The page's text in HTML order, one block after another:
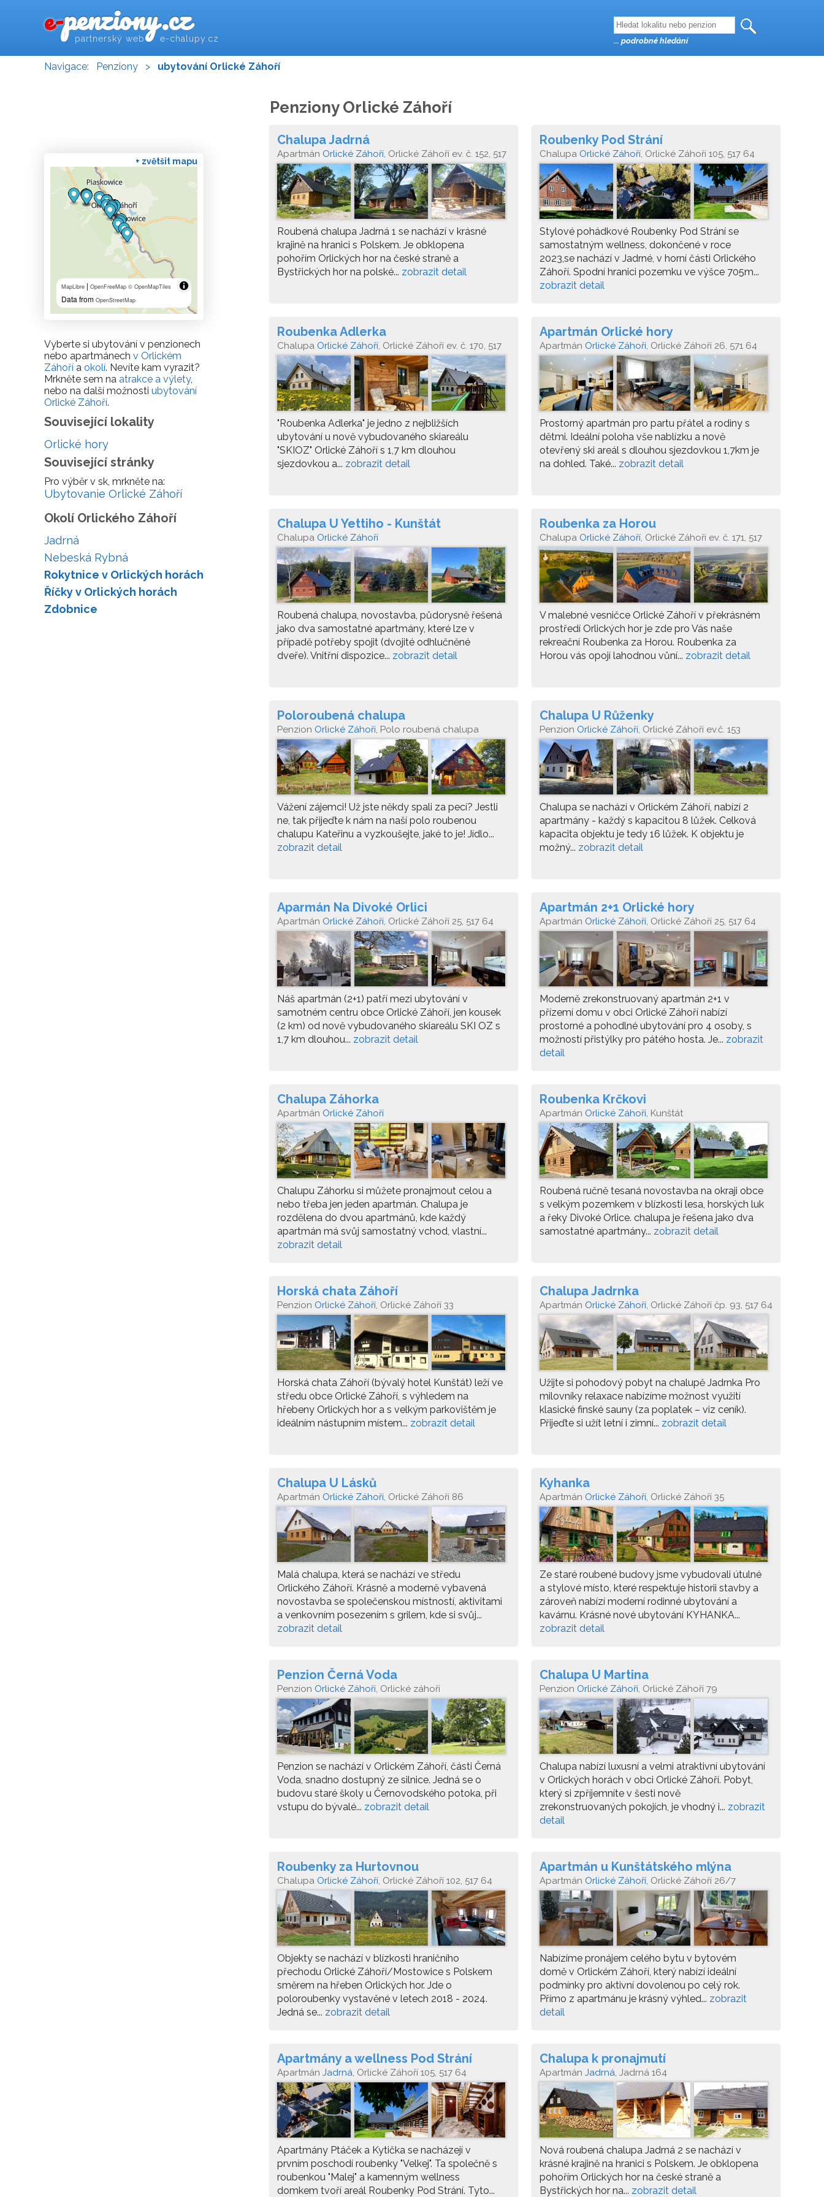
e-penziony.cz
partnerský web e-chalupy.cz
Navigace: Penziony > ubytování Orlické Záhoří
Penziony Orlické Záhoří
Chalupa Jadrná
Apartmán Orlické Záhoří, Orlické Záhoří ev. č. 152, 517
64
Roubená chalupa Jadrná 1 se nachází v krásné
krajině na hranici s Polskem. Je obklopena
pohořím Orlických hor na české straně a
Bystřických hor na polské... zobrazit detail
Roubenky Pod Strání
Chalupa Orlické Záhoří, Orlické Záhoří 105, 517 64
Stylové pohádkové Roubenky Pod Strání se
samostatným wellness, dokončené v roce
2023,se nachází v Jadrné, v horní části Orlického
Záhoří. Spodní hranici pozemku ve výšce 705m...
zobrazit detail
Roubenka Adlerka
Chalupa Orlické Záhoří, Orlické Záhoří ev. č. 170, 517
64
"Roubenka Adlerka" je jedno z nejbližších
ubytování u nově vybudovaného skiareálu
"SKIOZ" Orlické Záhoří s 1,7 km dlouhou
sjezdovkou a... zobrazit detail
Apartmán Orlické hory
Apartmán Orlické Záhoří, Orlické Záhoří 26, 571 64
Prostorný apartmán pro partu přátel a rodiny s
dětmi. Ideální poloha vše nablízku a nově
otevřený ski areál s dlouhou sjezdovkou 1,7km je
na dohled. Také... zobrazit detail
Chalupa U Yettiho - Kunštát
Chalupa Orlické Záhoří
Roubená chalupa, novostavba, půdorysně řešená
jako dva samostatné apartmány, které lze v
případě potřeby spojit (dvojité odhlučněné
dveře). Vnitřní dispozice... zobrazit detail
Roubenka za Horou
Chalupa Orlické Záhoří, Orlické Záhoří ev. č. 171, 517
64
V malebné vesničce Orlické Záhoří v překrásném
prostředí Orlických hor je zde pro Vás naše
rekreační Roubenka za Horou. Roubenka za
Horou vás opojí lahodnou vůní... zobrazit detail
Poloroubená chalupa
Penzion Orlické Záhoří, Polo roubená chalupa
Kateřina, Jadrná 80, Orlické Záhoří 51764
Vážení zájemci! Už jste někdy spali za pecí? Jestli
ne, tak přijeďte k nám na naší polo roubenou
chalupu Kateřinu a vyzkoušejte, jaké to je! Jídlo...
zobrazit detail
Chalupa U Růženky
Penzion Orlické Záhoří, Orlické Záhoří ev.č. 153
Chalupa se nachází v Orlickém Záhoří, nabízí 2
apartmány - každý s kapacitou 8 lůžek. Celková
kapacita objektu je tedy 16 lůžek. K objektu je
možný... zobrazit detail
Aparmán Na Divoké Orlici
Apartmán Orlické Záhoří, Orlické Záhoří 25, 517 64
Náš apartmán (2+1) patří mezi ubytování v
samotném centru obce Orlické Záhoří, jen kousek
(2 km) od nově vybudovaného skiareálu SKI OZ s
1,7 km dlouhou... zobrazit detail
Apartmán 2+1 Orlické hory
Apartmán Orlické Záhoří, Orlické Záhoří 25, 517 64
Moderně zrekonstruovaný apartmán 2+1 v
přízemí domu v obci Orlické Záhoří nabízí
prostorné a pohodlné ubytování pro 4 osoby, s
možností přistýlky pro pátého hosta. Je... zobrazit
detail
Chalupa Záhorka
Apartmán Orlické Záhoří
Chalupu Záhorku si můžete pronajmout celou a
nebo třeba jen jeden apartmán. Chalupa je
rozdělena do dvou apartmánů, kde každý
apartmán má svůj samostatný vchod, vlastní...
zobrazit detail
Roubenka Krčkovi
Apartmán Orlické Záhoří, Kunštát
Roubená ručně tesaná novostavba na okraji obce
s velkým pozemkem v blízkosti lesa, horských luk
a řeky Divoké Orlice. chalupa je řešena jako dva
samostatné apartmány... zobrazit detail
Horská chata Záhoří
Penzion Orlické Záhoří, Orlické Záhoří 33
Horská chata Záhoří (bývalý hotel Kunštát) leží ve
středu obce Orlické Záhoří, s výhledem na
hřebeny Orlických hor a s velkým parkovištěm je
ideálním nástupním místem... zobrazit detail
Chalupa Jadrnka
Apartmán Orlické Záhoří, Orlické Záhoří čp. 93, 517 64
Orlické Záhoří
Užijte si pohodový pobyt na chalupě Jadrnka Pro
milovníky relaxace nabízíme možnost využití
klasické finské sauny (za poplatek – viz ceník).
Přijeďte si užít letní i zimní... zobrazit detail
Chalupa U Lásků
Apartmán Orlické Záhoří, Orlické Záhoří 86
Malá chalupa, která se nachází ve středu
Orlického Záhoří. Krásně a moderně vybavená
novostavba se společenskou místností, aktivitami
a venkovním posezením s grilem, kde si svůj...
zobrazit detail
Kyhanka
Apartmán Orlické Záhoří, Orlické Záhoří 35
Ze staré roubené budovy jsme vybudovali útulné
a stylové místo, které respektuje historii stavby a
zároveň nabízí moderní rodinné ubytování a
kavárnu. Krásné nové ubytování KYHANKA...
zobrazit detail
Penzion Černá Voda
Penzion Orlické Záhoří, Orlické záhoří
Penzion se nachází v Orlickém Záhoří, části Černá
Voda, snadno dostupný ze silnice. Jedná se o
budovu staré školy u Černovodského potoka, při
vstupu do bývalé... zobrazit detail
Chalupa U Martina
Penzion Orlické Záhoří, Orlické Záhoří 79
Chalupa nabízí luxusní a velmi atraktivní ubytování
v Orlických horách v obci Orlické Záhoří. Pobyt,
který si zpříjemníte v šesti nově
zrekonstruovaných pokojích, je vhodný i... zobrazit
detail
Roubenky za Hurtovnou
Chalupa Orlické Záhoří, Orlické Záhoří 102, 517 64
Objekty se nachází v blízkosti hraničního
přechodu Orlické Záhoří/Mostowice s Polskem
směrem na hřeben Orlických hor. Jde o
poloroubenky vystavěné v letech 2018 - 2024.
Jedná se... zobrazit detail
Apartmán u Kunštátského mlýna
Apartmán Orlické Záhoří, Orlické Záhoří 26/7
Nabízíme pronájem celého bytu v bytovém
domě v Orlickém Záhoří, který nabízí ideální
podmínky pro aktivní dovolenou po celý rok.
Přímo z apartmánu je krásný výhled... zobrazit
detail
Apartmány a wellness Pod Strání
Apartmán Jadrná, Orlické Záhoří 105, 517 64
Apartmány Ptáček a Kytička se nacházejí v
prvním poschodí roubenky "Velkej". Ta společně s
roubenkou "Malej" a kamenným wellness
domkem tvoří areál Roubenky Pod Strání. Tyto...
Chalupa k pronajmutí
Apartmán Jadrná, Jadrná 164
Nová roubená chalupa Jadrná 2 se nachází v
krásné krajině na hranici s Polskem. Je obklopena
pohořím Orlických hor na české straně a
Bystřických hor na... zobrazit detail
+ zvětšit mapu
MapLibre | OpenFreeMap © OpenMapTiles
Data from OpenStreetMap
Vyberte si ubytování v penzionech
nebo apartmánech v Orlickém
Záhoří a okolí. Nevíte kam vyrazit?
Mrkněte sem na atrakce a výlety,
nebo na další možnosti ubytování
Orlické Záhoří.
Související lokality
Orlické hory
Související stránky
Pro výběr v sk, mrkněte na:
Ubytovanie Orlické Záhoří
Okolí Orlického Záhoří
Jadrná
Nebeská Rybná
Rokytnice v Orlických horách
Říčky v Orlických horách
Zdobnice
... podrobné hledání